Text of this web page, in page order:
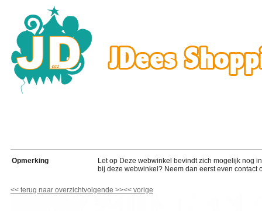
Opmerking
Let op Deze webwinkel bevindt zich mogelijk nog
bij deze webwinkel? Neem dan eerst even contact
<< terug naar overzichtvolgende >><< vorige